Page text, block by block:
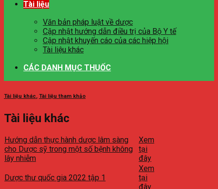
Tài liệu
Văn bản pháp luật về dược
Cập nhật hướng dẫn điều trị của Bộ Y tế
Cập nhật khuyến cáo của các hiệp hội
Tài liệu khác
CÁC DANH MỤC THUỐC
Tài liệu khác, Tài liệu tham khảo
Tài liệu khác
Hướng dẫn thực hành dược lâm sàng
cho Dược sỹ trong một số bệnh không
lây nhiễm
Xem
tại
đây
Dược thư quốc gia 2022 tập 1
Xem
tại
đây